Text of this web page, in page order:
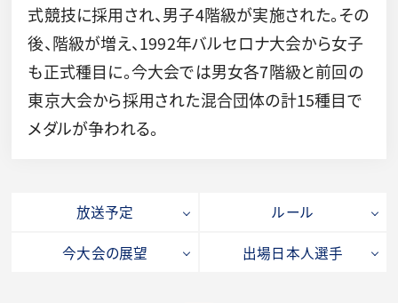
式競技に採用され、男子4階級が実施された。その
後、階級が増え、1992年バルセロナ大会から女子
も正式種目に。今大会では男女各7階級と前回の
東京大会から採用された混合団体の計15種目で
メダルが争われる。
放送予定
ルール
今大会の展望
出場日本人選手